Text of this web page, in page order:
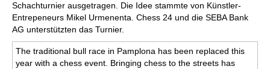
Schachturnier ausgetragen. Die Idee stammte von Künstler-
Entrepeneurs Mikel Urmenenta. Chess 24 und die SEBA Bank
AG unterstützten das Turnier.
The traditional bull race in Pamplona has been replaced this
year with a chess event. Bringing chess to the streets has